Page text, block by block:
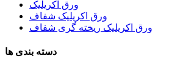
ورق اکریلیک
ورق اکریلیک شفاف
ورق اکریلیک ریخته گری شفاف
دسته بندی ها